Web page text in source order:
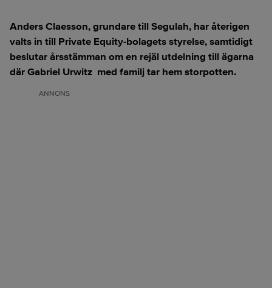
Anders Claesson, grundare till Segulah, har återigen
valts in till Private Equity-bolagets styrelse, samtidigt
beslutar årsstämman om en rejäl utdelning till ägarna
där Gabriel Urwitz med familj tar hem storpotten.
ANNONS